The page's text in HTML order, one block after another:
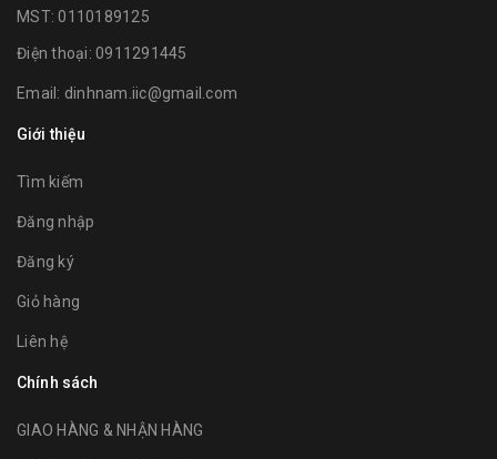
MST: 0110189125
Điện thoại: 0911291445
Email: dinhnam.iic@gmail.com
Giới thiệu
Tìm kiếm
Đăng nhập
Đăng ký
Giỏ hàng
Liên hệ
Chính sách
GIAO HÀNG & NHẬN HÀNG